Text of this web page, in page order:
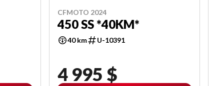
CFMOTO 2024
450 SS *40KM*
40 km U-10391
4 995 $